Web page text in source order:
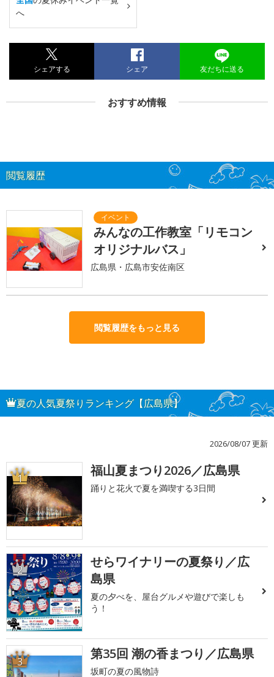
へ
シェアする シェア 友だちに送る
おすすめ情報
閲覧履歴
みんなの工作教室「リモコン
オリジナルバス」
広島県・広島市安佐南区
閲覧履歴をもっと見る
夏の人気夏祭りランキング【広島県】
2026/08/07 更新
1 福山夏まつり2026／広島県
踊りと花火で夏を満喫する3日間
2
せらワイナリーの夏祭り／広
島県
夏の夕べを、屋台グルメや遊びで楽しも
う！
3 第35回 潮の香まつり／広島県
坂町の夏の風物詩